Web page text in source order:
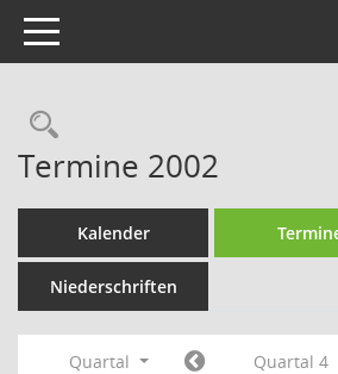
Toggle navigation
Rechercheauswahl
Termine 2002
Kalender
Niederschriften
Quartal
Quartal 4